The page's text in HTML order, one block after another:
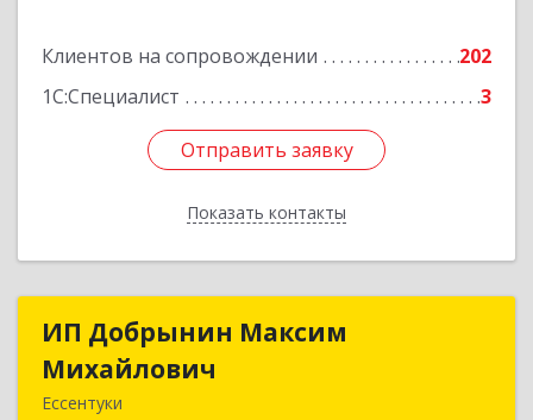
Клиентов на сопровождении
202
1С:Специалист
3
Отправить заявку
Показать контакты
Подробнее
Отправить заявку
Назад
ИП Добрынин Максим
Михайлович
Ессентуки
ИП Добрынин Максим